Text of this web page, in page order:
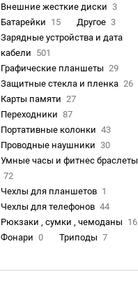
Внешние жесткие диски 3
Батарейки 15 Другое 3
Зарядные устройства и дата
кабели 501
Графические планшеты 29
Защитные стекла и пленка 26
Карты памяти 27
Переходники 87
Портативные колонки 43
Проводные наушники 30
Умные часы и фитнес браслеты
72
Чехлы для планшетов 1
Чехлы для телефонов 44
Рюкзаки , сумки , чемоданы 16
Фонари 0 Триподы 7